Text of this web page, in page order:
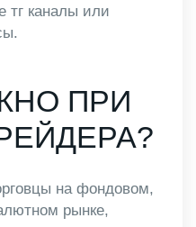
каналы или
ПРИ
на фондовом,
рынке,